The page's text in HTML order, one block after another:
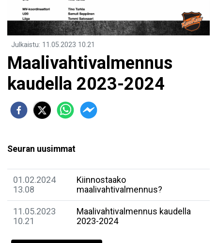
Julkaistu: 11.05.2023 10.21
Maalivahtivalmennus
kaudella 2023-2024
Seuran uusimmat
01.02.2024
13.08
Kiinnostaako
maalivahtivalmennus?
11.05.2023
10.21
Maalivahtivalmennus kaudella
2023-2024